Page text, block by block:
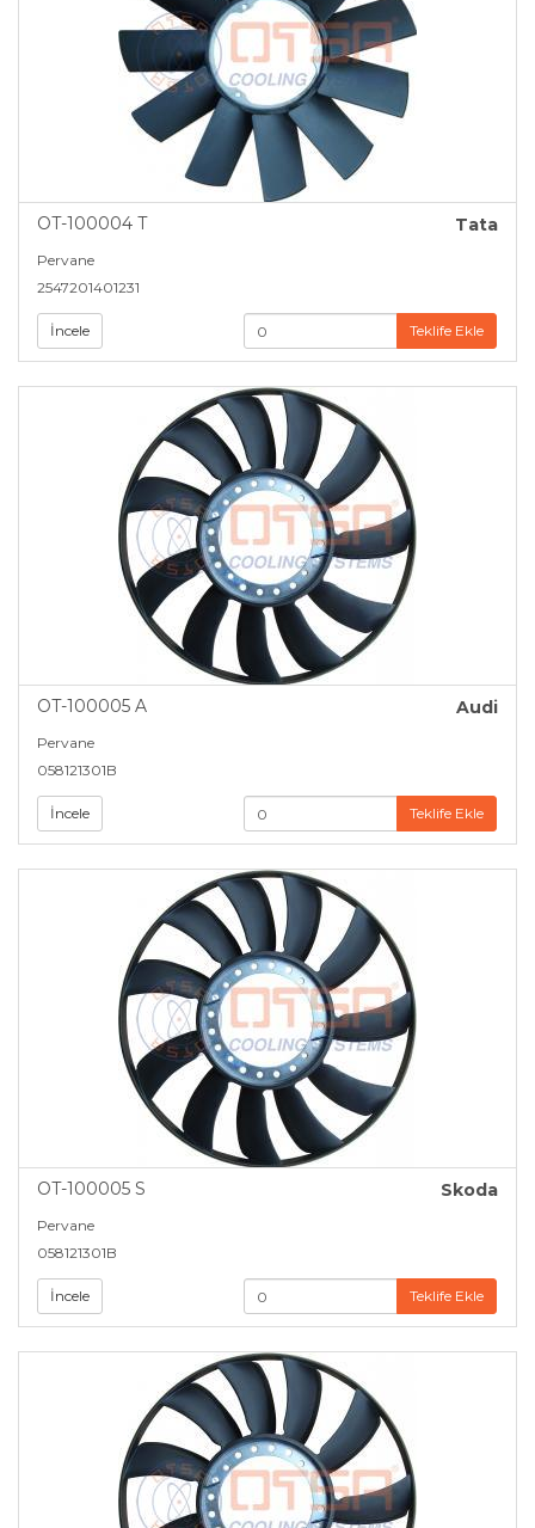
OT-100004 T Tata
Pervane
2547201401231
İncele Teklife Ekle
OT-100005 A Audi
Pervane
058121301B
İncele Teklife Ekle
OT-100005 S Skoda
Pervane
058121301B
İncele Teklife Ekle